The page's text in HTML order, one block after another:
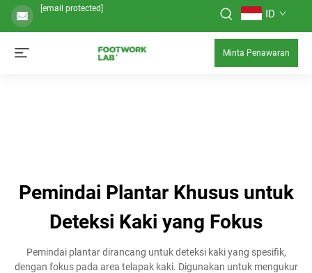
[email protected] ID
Minta Penawaran
Pemindai Plantar Khusus untuk
Deteksi Kaki yang Fokus
Pemindai plantar dirancang untuk deteksi kaki yang spesifik,
dengan fokus pada area telapak kaki. Digunakan untuk mengukur